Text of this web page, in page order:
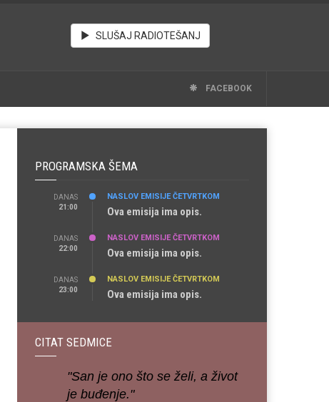
SLUŠAJ RADIOTEŠANJ
FACEBOOK
PROGRAMSKA ŠEMA
DANAS
21:00
NASLOV EMISIJE ČETVRTKOM
Ova emisija ima opis.
DANAS
22:00
NASLOV EMISIJE ČETVRTKOM
Ova emisija ima opis.
DANAS
23:00
NASLOV EMISIJE ČETVRTKOM
Ova emisija ima opis.
CITAT SEDMICE
"San je ono što se želi, a život
je buđenje."